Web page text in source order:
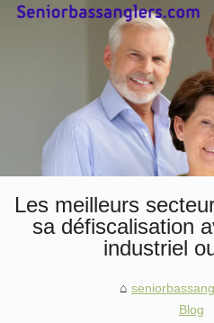
Les meilleurs
sa défiscalisation
industriel
Blog